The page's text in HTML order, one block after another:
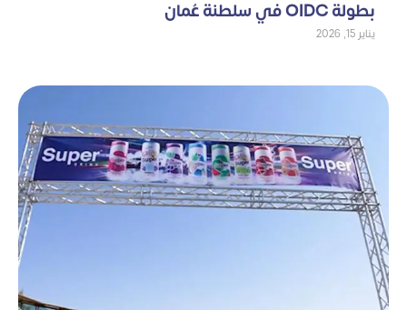
بطولة OIDC في سلطنة عُمان
يناير 15, 2026